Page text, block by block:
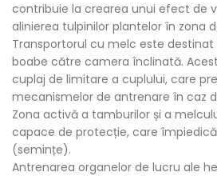
contribuie la crearea unui efect de
alinierea tulpinilor plantelor în zona
Transportorul cu melc este
boabe către camera înclinată.
cuplaj de limitare a cuplului, care
mecanismelor de antrenare în caz
Zona activă a tamburilor și a
capace de protecție, care
(semințe).
Antrenarea organelor de lucru ale